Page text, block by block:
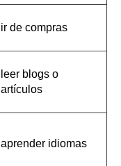
ir de compras
leer blogs o
artículos
aprender idiomas